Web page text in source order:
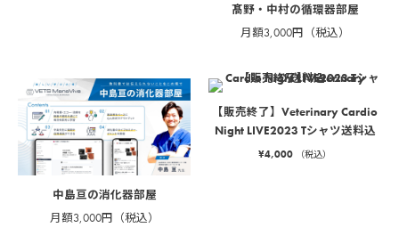
髙野・中村の循環器部屋
月額3,000円（税込）
中島亘の消化器部屋
月額3,000円（税込）
【販売終了】Veterinary Cardio
Night LIVE2023 Tシャツ送料込
¥4,000 （税込）